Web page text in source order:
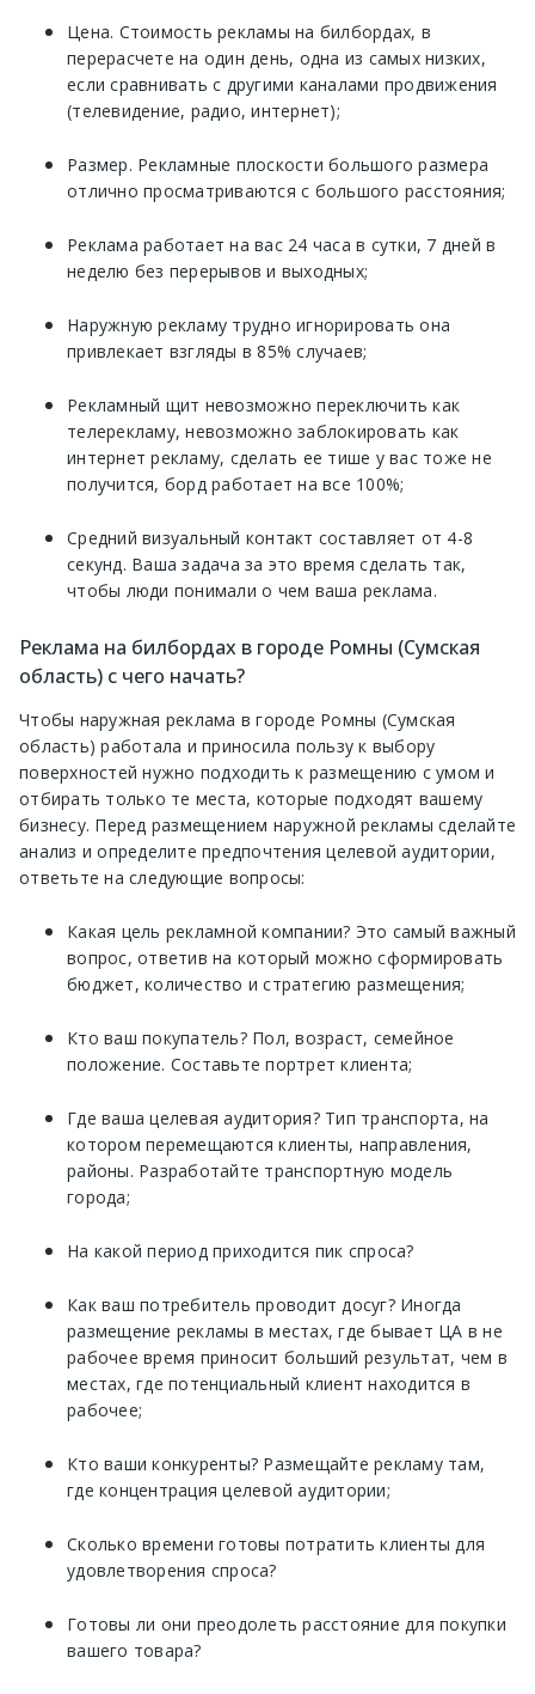
Цена. Стоимость рекламы на билбордах, в
перерасчете на один день, одна из самых низких,
если сравнивать с другими каналами продвижения
(телевидение, радио, интернет);
Размер. Рекламные плоскости большого размера
отлично просматриваются с большого расстояния;
Реклама работает на вас 24 часа в сутки, 7 дней в
неделю без перерывов и выходных;
Наружную рекламу трудно игнорировать она
привлекает взгляды в 85% случаев;
Рекламный щит невозможно переключить как
телерекламу, невозможно заблокировать как
интернет рекламу, сделать ее тише у вас тоже не
получится, борд работает на все 100%;
Средний визуальный контакт составляет от 4-8
секунд. Ваша задача за это время сделать так,
чтобы люди понимали о чем ваша реклама.
Реклама на билбордах в городе Ромны (Сумская
область) с чего начать?
Чтобы наружная реклама в городе Ромны (Сумская
область) работала и приносила пользу к выбору
поверхностей нужно подходить к размещению с умом и
отбирать только те места, которые подходят вашему
бизнесу. Перед размещением наружной рекламы сделайте
анализ и определите предпочтения целевой аудитории,
ответьте на следующие вопросы:
Какая цель рекламной компании? Это самый важный
вопрос, ответив на который можно сформировать
бюджет, количество и стратегию размещения;
Кто ваш покупатель? Пол, возраст, семейное
положение. Составьте портрет клиента;
Где ваша целевая аудитория? Тип транспорта, на
котором перемещаются клиенты, направления,
районы. Разработайте транспортную модель
города;
На какой период приходится пик спроса?
Как ваш потребитель проводит досуг? Иногда
размещение рекламы в местах, где бывает ЦА в не
рабочее время приносит больший результат, чем в
местах, где потенциальный клиент находится в
рабочее;
Кто ваши конкуренты? Размещайте рекламу там,
где концентрация целевой аудитории;
Сколько времени готовы потратить клиенты для
удовлетворения спроса?
Готовы ли они преодолеть расстояние для покупки
вашего товара?